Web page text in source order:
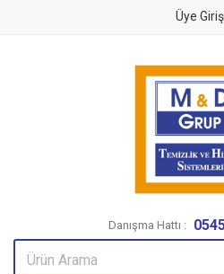
Üye
Danışma Hattı :